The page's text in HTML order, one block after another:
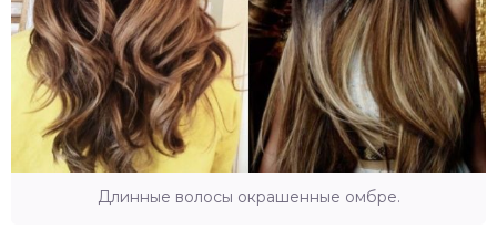
Длинные волосы окрашенные омбре.